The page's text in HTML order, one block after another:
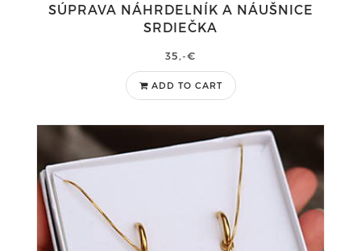
SÚPRAVA NÁHRDELNÍK A NÁUŠNICE
SRDIEČKA
35,-€
ADD TO CART